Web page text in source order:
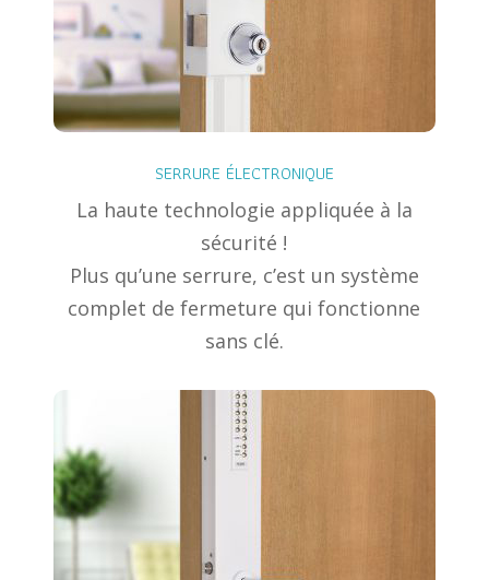
SERRURE ÉLECTRONIQUE
La haute technologie appliquée à la
sécurité !
Plus qu’une serrure, c’est un système
complet de fermeture qui fonctionne
sans clé.